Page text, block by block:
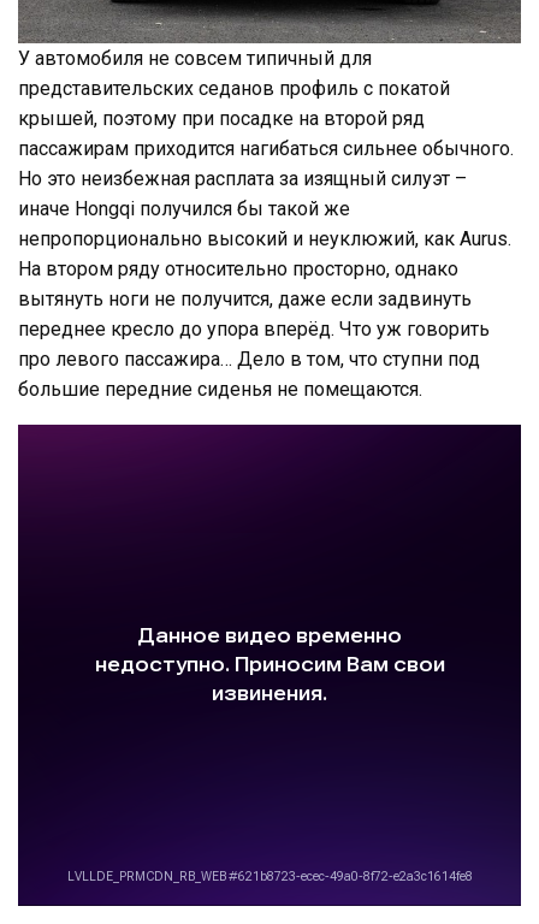
У автомобиля не совсем типичный для
представительских седанов профиль с покатой
крышей, поэтому при посадке на второй ряд
пассажирам приходится нагибаться сильнее обычного.
Но это неизбежная расплата за изящный силуэт –
иначе Hongqi получился бы такой же
непропорционально высокий и неуклюжий, как Aurus.
На втором ряду относительно просторно, однако
вытянуть ноги не получится, даже если задвинуть
переднее кресло до упора вперёд. Что уж говорить
про левого пассажира… Дело в том, что ступни под
большие передние сиденья не помещаются.